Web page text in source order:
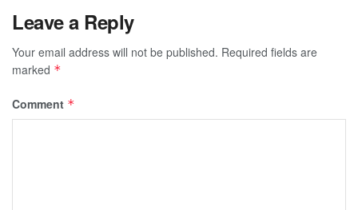
Leave a Reply
Your email address will not be published. Required fields are
marked *
Comment *